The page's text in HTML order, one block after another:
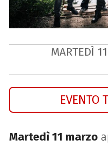
MARTEDÌ 11
EVENTO
Martedì 11 marzo